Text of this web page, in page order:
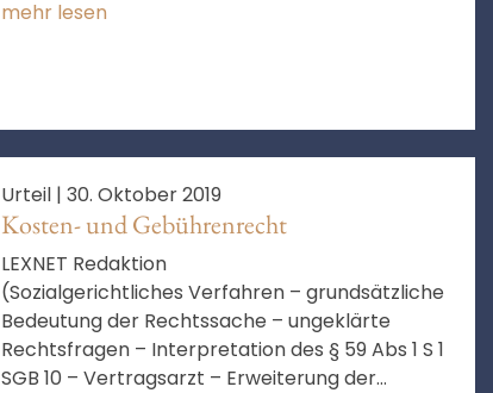
mehr lesen
Urteil | 30. Oktober 2019
Kosten- und Gebührenrecht
LEXNET Redaktion
(Sozialgerichtliches Verfahren – grundsätzliche
Bedeutung der Rechtssache – ungeklärte
Rechtsfragen – Interpretation des § 59 Abs 1 S 1
SGB 10 – Vertragsarzt – Erweiterung der